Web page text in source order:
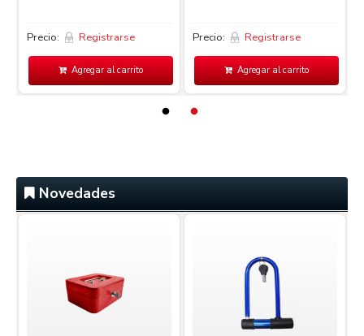
Precio: Registrarse
Agregar al carrito
Precio: Registrarse
Agregar al carrito
Novedades